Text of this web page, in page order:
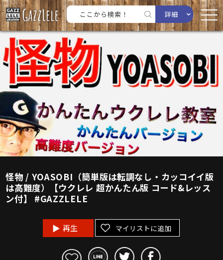
詳細
怪物 / YOASOBI（簡単版は転調なし・カッコイイ版
は高難度）【ウクレレ 超かんたん版 コード&レッス
ン付】 #GAZZLELE
再生 マイリストに追加